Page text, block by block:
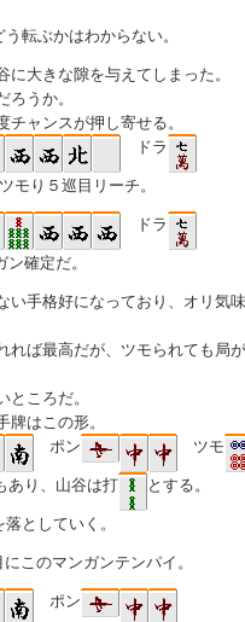
転ぶかはわからない。
大きな隙を与えてしまった。
うか。
ャンスが押し寄せる。
ドラ
モり５巡目リーチ。
ドラ
確定だ。
い手格好になっており、オリ気
れば最高だが、ツモられても局
ころだ。
はこの形。
ポン
ツモ
あり、山谷は打
とする。
落としていく。
このマンガンテンパイ。
ポン